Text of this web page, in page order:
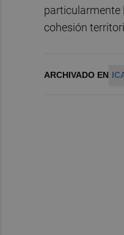
particularmente
cohesión
ARCHIVADO EN